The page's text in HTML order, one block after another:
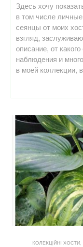
Здесь хочу
в том числе
сеянцы от моих
взгляд,
описание, от
наблюдения и
в моей коллекции,
КОЛЕКЦІЙНІ ХОСТИ,